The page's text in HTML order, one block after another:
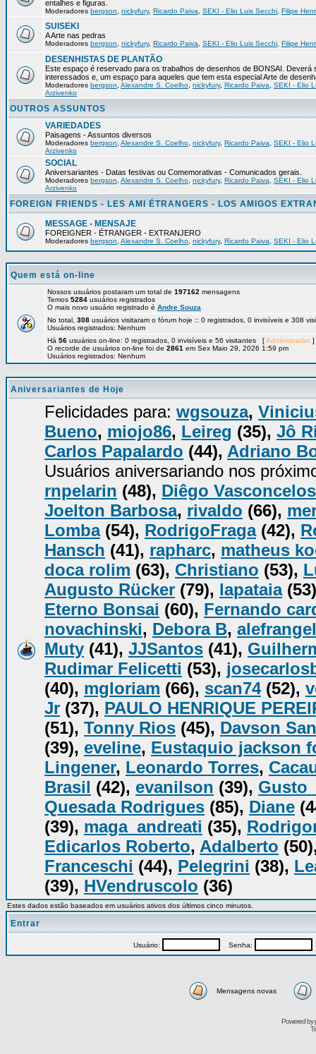
entalhes e figuras.
Moderadores bergson nickyfury, Ricardo Paiva SEKI - Elio Luis Secchi Filipe
SUISEKI
A Arte nas pedras
Moderadores bergson nickyfury, Ricardo Paiva SEKI - Elio Luis Secchi Filipe
DESENHISTAS DE PLANTÃO
Este espaço é reservado para os trabalhos de desenhos de BONSAI. Deverá
interessados e, um espaço para aqueles que tem esta especial Arte de
Moderadores bergson Alexandre S. Coelho nickyfury, Ricardo Paiva
SEKI - Elio
Arzivenko
OUTROS ASSUNTOS
VARIEDADES
Paisagens - Assuntos diversos
Moderadores bergson Alexandre S. Coelho nickyfury, Ricardo Paiva
SEKI - Elio
Arzivenko
SOCIAL
Aniversariantes - Datas festivas ou Comemorativas - Comunicados gerais.
Moderadores bergson Alexandre S. Coelho nickyfury, Ricardo Paiva
SEKI - Elio
Arzivenko
FOREIGN FRIENDS - LES AMI ÉTRANGERS - LOS AMIGOS
MESSAGE - MENSAJE
FOREIGNER - ÉTRANGER - EXTRANJERO
Moderadores bergson Alexandre S. Coelho nickyfury, Ricardo Paiva SEKI - Elio
Quem está on-line
Nossos usuários postaram um total de 197162 mensagens
Temos 5284 usuários registrados
O mais novo usuário registrado é Andre Souza
No total, 308 usuários visitaram o fórum hoje :: 0 registrados, 0 invisíveis e 308
Usuários registrados: Nenhum
Há 56 usuários on-line: 0 registrados, 0 invisíveis e 56 visitantes [Administrador
O recorde de usuários on-line foi de 2861 em Sex Maio 29, 2026 1:59 pm
Usuários registrados: Nenhum
Aniversariantes de Hoje
Felicidades para: wgsouza,
Bueno, miojo86, Leireg (35), Jô
Carlos Papalardo (44), Adriano
Usuários aniversariando nos
rnpelarin (48), Diêgo Vasconcelos
Joelton Barbosa, rivaldo (66),
Lomba(54), RodrigoFraga(42),
Hansch (41), rapharc, matheus
doca rolim (63), Christiano (53),
Augusto Rücker (79), lapataia
Eterno Bonsai (60), Fernando
novachinski, Debora B, alefrangel
Muty (41), JJSantos (41),
Rudimar Felicetti (53),
(40), mgloriam (66), scan74(52),
Jr (37), PAULO HENRIQUE
(51), Tonny Rios (45), Davson
(39), eveline, Eustaquio jackson
Lingener, Leonardo Torres,
Brasil (42), evanilson (39), Gusto_
Quesada Rodrigues (85), Diane
(39), maga_andreati (35),
Edicarlos Roberto, Adalberto
Franceschi (44), Pelegrini (38),
(39), HVendruscolo (36)
Estes dados estão baseados em usuários ativos dos últimos cinco minutos.
Entrar
Usuário: Senha:
Mensagens novas
Powered by